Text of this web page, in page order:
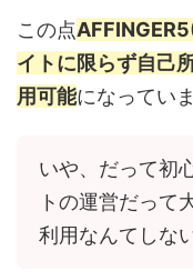
この点
イトに限らず自己
用可能になっていま
いや、だって初
トの運営だって
利用なんてしな